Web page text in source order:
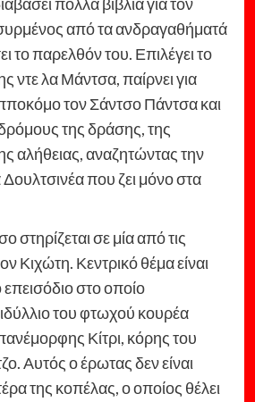
από τα ανδραγαθήματά
το παρελθόν του. Επιλέγει το
ντε λα Μάντσα, παίρνει για
τον Σάντσο Πάντσα και
της δράσης, της
αλήθειας, αναζητώντας την
Δουλτσινέα που ζει μόνο στα
στηρίζεται σε μία από τις
Κιχώτη. Κεντρικό θέμα είναι
στο οποίο
του φτωχού κουρέα
Κίτρι, κόρης του
Αυτός ο έρωτας δεν είναι
της κοπέλας, ο οποίος θέλει